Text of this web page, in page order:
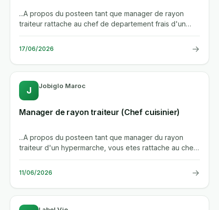
...A propos du posteen tant que manager de rayon
traiteur rattache au chef de departement frais d'un
hypermarche, vous...
17/06/2026 →
J Jobiglo Maroc
Manager de rayon traiteur (Chef cuisinier)
...A propos du posteen tant que manager du rayon
traiteur d'un hypermarche, vous etes rattache au chef
de departement...
11/06/2026 →